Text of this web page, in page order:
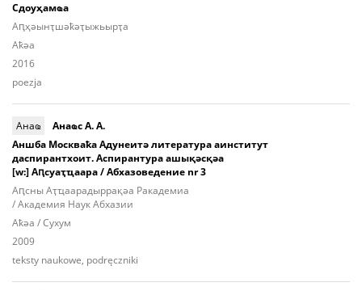
Сдоуҳамҩа
Аԥ­ҳәынҭ­шәҟәҭы­жьыp­ҭа
Aҟәа
2016
poezja
Анаҩ
Анаҩс А. А.
Аншба Москваҟа Адунеитә литература аинститут
даспирантхоит. Аспирантура ашықәсқәа
[w:] Аԥсуаҭҵаара / Абхазоведение nr 3
Аԥcны Аҭ­ҵаа­ра­дыр­ра­қәа Ракадемиа
/ Академия Наук Абхазии
Aҟәа / Сухум
2009
teksty naukowe, podręczniki